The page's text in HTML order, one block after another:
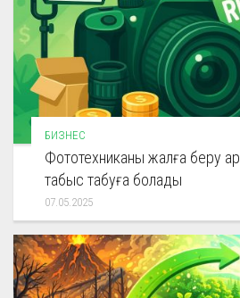
БИЗНЕС
Фототехниканы жалға беру
табыс табуға болады
07.05.2025